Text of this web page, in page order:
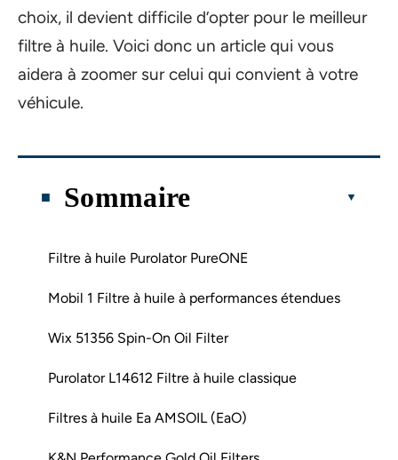
choix, il devient difficile d’opter pour le meilleur
filtre à huile. Voici donc un article qui vous
aidera à zoomer sur celui qui convient à votre
véhicule.
Sommaire
Filtre à huile Purolator PureONE
Mobil 1 Filtre à huile à performances étendues
Wix 51356 Spin-On Oil Filter
Purolator L14612 Filtre à huile classique
Filtres à huile Ea AMSOIL (EaO)